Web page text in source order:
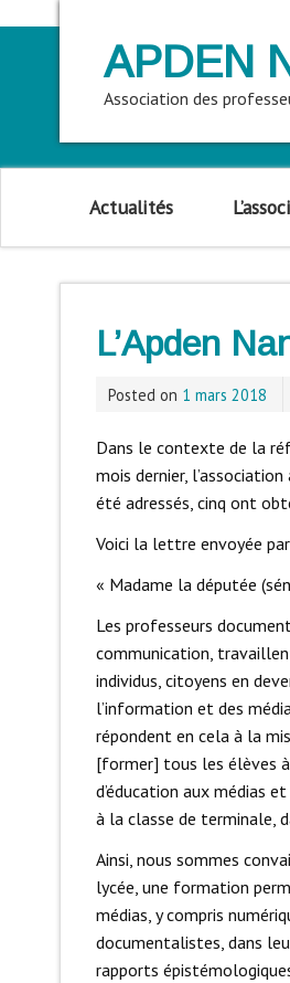
APDEN
Association des
Actualités
L’Apden
Posted on 1 mars 2018
Dans le contexte de la
mois dernier,
été adressés, cinq ont
Voici la lettre envoyée par
« Madame la députée
Les professeurs
communication,
individus, citoyens en
l’information et des
répondent en cela à la
[former] tous les élèves
d’éducation aux médias
à la classe de terminale,
Ainsi, nous sommes
lycée, une formation
médias, y compris
documentalistes, dans
rapports